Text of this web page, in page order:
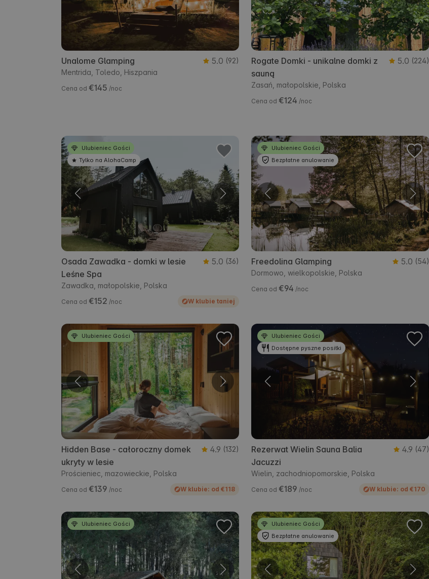
Unalome Glamping 5.0 (92)
Mentrida, Toledo, Hiszpania
Cena od €145 /noc
Rogate Domki - unikalne domki z
sauną
5.0 (224)
Zasań, małopolskie, Polska
Cena od €124 /noc
Ulubieniec Gości
Tylko na AlohaCamp
Osada Zawadka - domki w lesie
Leśne Spa
5.0 (36)
Zawadka, małopolskie, Polska
Cena od €152 /noc W klubie taniej
Ulubieniec Gości
Bezpłatne anulowanie
Freedolina Glamping 5.0 (54)
Dormowo, wielkopolskie, Polska
Cena od €94 /noc
Ulubieniec Gości
Hidden Base - całoroczny domek
ukryty w lesie
4.9 (132)
Prościeniec, mazowieckie, Polska
Cena od €139 /noc W klubie: od €118
Ulubieniec Gości
Dostępne pyszne posiłki
Rezerwat Wielin Sauna Balia
Jacuzzi
4.9 (47)
Wielin, zachodniopomorskie, Polska
Cena od €189 /noc W klubie: od €170
Ulubieniec Gości
Ulubieniec Gości
Bezpłatne anulowanie